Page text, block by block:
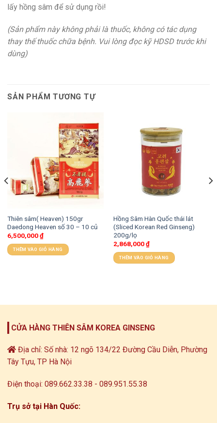
lấy hồng sâm để sử dụng rồi!
(Sản phẩm này không phải là thuốc, không có tác dụng
thay thế thuốc chữa bệnh. Vui lòng đọc kỹ HDSD trước khi
dùng)
SẢN PHẨM TƯƠNG TỰ
Thiên sâm( Heaven) 150gr
Daedong Heaven số 30 – 10 củ
6,500,000₫
THÊM VÀO GIỎ HÀNG
Hồng Sâm Hàn Quốc thái lát
(Sliced Korean Red Ginseng)
200g/lọ
2,868,000₫
THÊM VÀO GIỎ HÀNG
CỬA HÀNG THIÊN SÂM KOREA GINSENG
Địa chỉ: Số nhà: 12 ngõ 134/22 Đường Cầu Diễn, Phường
Tây Tựu, TP Hà Nội
Điện thoại: 089.662.33.38 - 089.951.55.38
Trụ sở tại Hàn Quốc: